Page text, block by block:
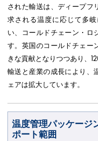
された輸送は、ディープフ
求される温度に応じて多
い、コールドチェーン・ロ
す。英国のコールドチェー
きな貢献となりつつあり、
輸送と産業の成長により、
ェアは拡大しています。
温度管理パッケージ
ポート範囲